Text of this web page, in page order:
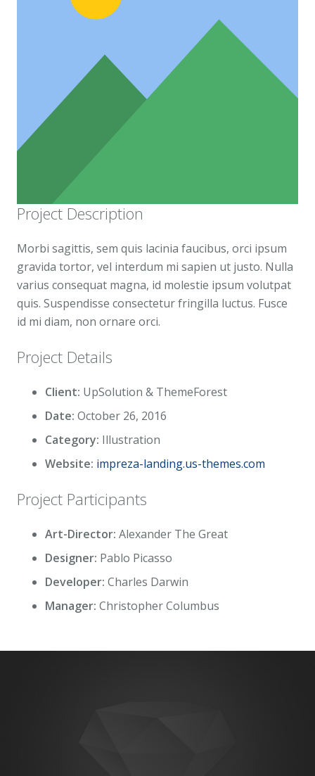
Project Description
Morbi sagittis, sem quis lacinia faucibus, orci ipsum
gravida tortor, vel interdum mi sapien ut justo. Nulla
varius consequat magna, id molestie ipsum volutpat
quis. Suspendisse consectetur fringilla luctus. Fusce
id mi diam, non ornare orci.
Project Details
Client: UpSolution & ThemeForest
Date: October 26, 2016
Category: Illustration
Website: impreza-landing.us-themes.com
Project Participants
Art-Director: Alexander The Great
Designer: Pablo Picasso
Developer: Charles Darwin
Manager: Christopher Columbus